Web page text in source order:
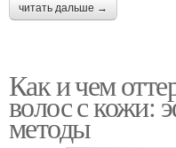
читать дальше →
Как и чем
волос с кожи:
методы